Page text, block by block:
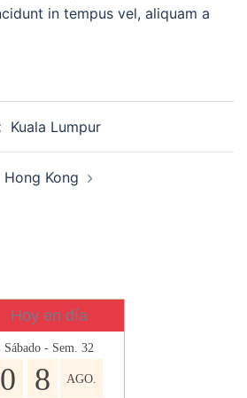
in tempus vel, aliquam a
Kuala Lumpur
Hong Kong
Hoy en día
Sábado - Sem. 32
0 8 AGO.